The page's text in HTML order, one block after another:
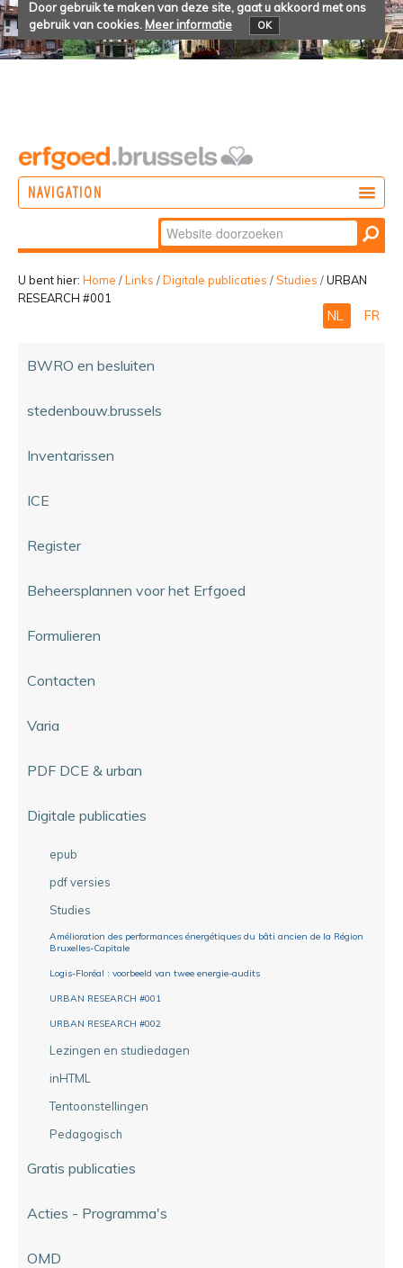
Door gebruik te maken van deze site, gaat u akkoord met ons
gebruik van cookies. Meer informatie OK
NAVIGATION
BELEVEN
Zoek
Geavanceerd
zoeken...
U bent hier: Home /Links /Digitale publicaties /Studies /URBAN
RESEARCH #001
NL FR
BWRO en besluiten
stedenbouw.brussels
Inventarissen
ICE
Register
Beheersplannen voor het Erfgoed
Formulieren
Contacten
Varia
PDF DCE & urban
Digitale publicaties
epub
pdf versies
Studies
Amélioration des performances énergétiques du bâti ancien de la Région
Bruxelles-Capitale
Logis-Floréal : voorbeeld van twee energie-audits
URBAN RESEARCH #001
URBAN RESEARCH #002
Lezingen en studiedagen
inHTML
Tentoonstellingen
Pedagogisch
Gratis publicaties
Acties - Programma's
OMD